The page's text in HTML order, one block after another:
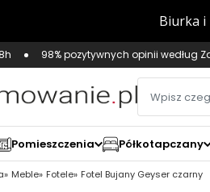
98% pozytywnych opinii według
Pomieszczenia Półkotapczany
Meble Fotele Fotel Bujany Geyser czarny